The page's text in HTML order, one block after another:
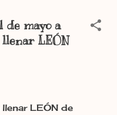
de mayo a
llenar LEÓN
llenar LEÓN de